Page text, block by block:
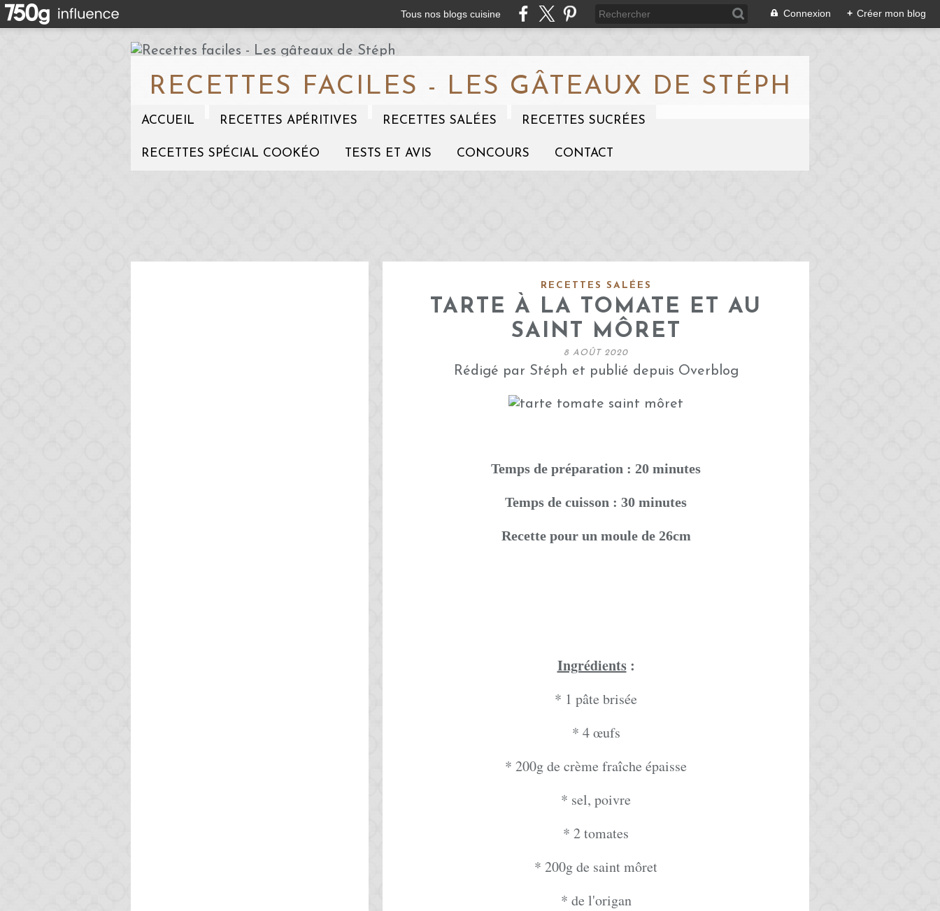
Tous nos blogs cuisine Connexion + Créer mon blog
RECETTES FACILES - LES GÂTEAUX DE STÉPH
ACCUEIL RECETTES APÉRITIVES RECETTES SALÉES RECETTES SUCRÉES
RECETTES SPÉCIAL COOKÉO TESTS ET AVIS CONCOURS CONTACT
RECETTES SALÉES
TARTE À LA TOMATE ET AU
SAINT MÔRET
8 AOÛT 2020
Rédigé par Stéph et publié depuis Overblog
Temps de préparation : 20 minutes
Temps de cuisson : 30 minutes
Recette pour un moule de 26cm
Ingrédients:
* 1 pâte brisée
* 4 œufs
* 200g de crème fraîche épaisse
* sel, poivre
* 2 tomates
* 200g de saint môret
* de l'origan